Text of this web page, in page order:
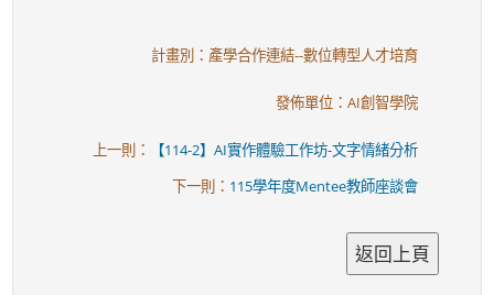
計畫別：產學合作連結--數位轉型人才培育
發佈單位：AI創智學院
上一則：
【114-2】AI實作體驗工作坊-文字情緒分析
下一則： 115學年度Mentee教師座談會